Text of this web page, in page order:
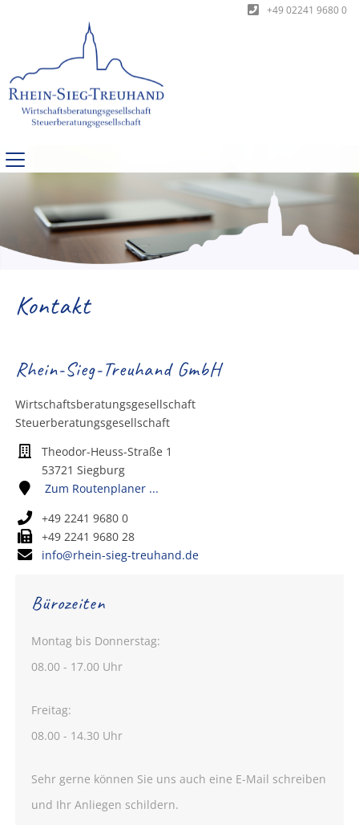
+49 02241 9680 0
Kontakt
Rhein-Sieg-Treuhand GmbH
Wirtschaftsberatungsgesellschaft
Steuerberatungsgesellschaft
Theodor-Heuss-Straße 1
53721 Siegburg
Zum Routenplaner ...
+49 2241 9680 0
+49 2241 9680 28
info@rhein-sieg-treuhand.de
Bürozeiten
Montag bis Donnerstag:
08.00 - 17.00 Uhr
Freitag:
08.00 - 14.30 Uhr
Sehr gerne können Sie uns auch eine E-Mail schreiben
und Ihr Anliegen schildern.